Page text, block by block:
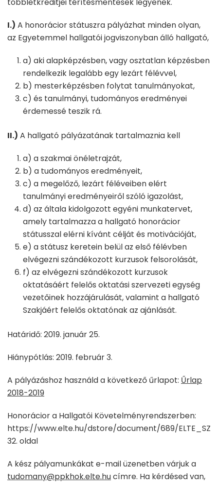
többletkreditjei térítésmentesek legyenek.
I.) A honorácior státuszra pályázhat minden olyan,
az Egyetemmel hallgatói jogviszonyban álló hallgató,
a) aki alapképzésben, vagy osztatlan képzésben
rendelkezik legalább egy lezárt félévvel,
b) mesterképzésben folytat tanulmányokat,
c) és tanulmányi, tudományos eredményei
érdemessé teszik rá.
II.) A hallgató pályázatának tartalmaznia kell
a) a szakmai önéletrajzát,
b) a tudományos eredményeit,
c) a megelőző, lezárt féléveiben elért
tanulmányi eredményeiről szóló igazolást,
d) az általa kidolgozott egyéni munkatervet,
amely tartalmazza a hallgató honorácior
státusszal elérni kívánt célját és motivációját,
e) a státusz keretein belül az első félévben
elvégezni szándékozott kurzusok felsorolását,
f) az elvégezni szándékozott kurzusok
oktatásáért felelős oktatási szervezeti egység
vezetőinek hozzájárulását, valamint a hallgató
Szakjáért felelős oktatónak az ajánlását.
Határidő: 2019. január 25.
Hiánypótlás: 2019. február 3.
A pályázáshoz használd a következő űrlapot: Űrlap
2018-2019
Honorácior a Hallgatói Követelményrendszerben:
https://www.elte.hu/dstore/document/689/
32. oldal
A kész pályamunkákat e-mail üzenetben várjuk a
tudomany@ppkhok.elte.hucímre. Ha kérdésed van,